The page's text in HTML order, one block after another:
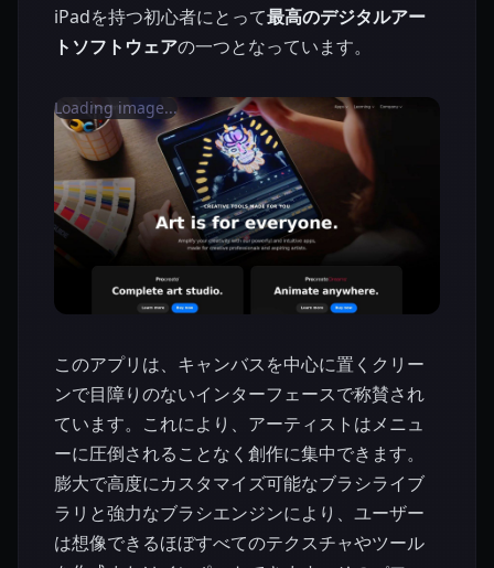
iPadを持つ初心者にとって最高のデジタルアー
トソフトウェアの一つとなっています。
Loading image...
このアプリは、キャンバスを中心に置くクリー
ンで目障りのないインターフェースで称賛され
ています。これにより、アーティストはメニュ
ーに圧倒されることなく創作に集中できます。
膨大で高度にカスタマイズ可能なブラシライブ
ラリと強力なブラシエンジンにより、ユーザー
は想像できるほぼすべてのテクスチャやツール